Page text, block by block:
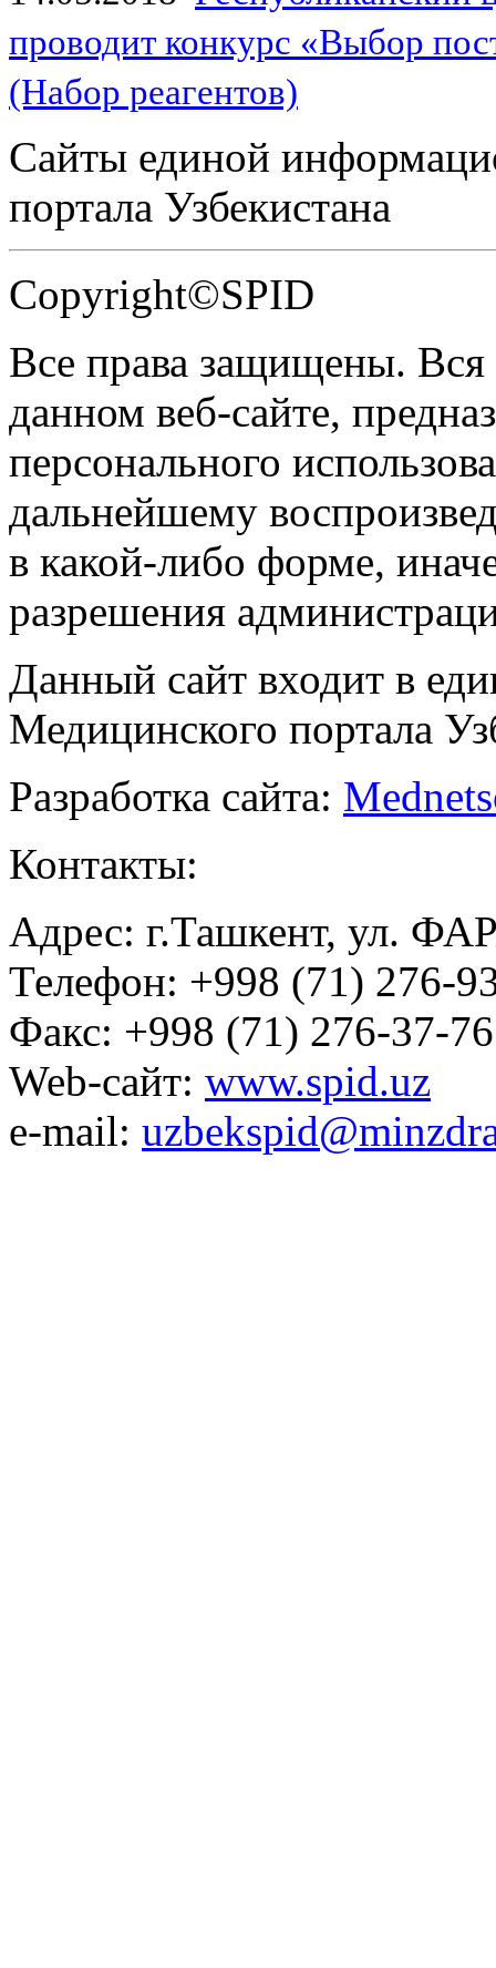
проводит конкурс «Выбор
(Набор реагентов)
Сайты единой
портала Узбекистана
Copyright©SPID
Все права защищены.
данном веб-сайте,
персонального
дальнейшему
в какой-либо форме,
разрешения
Данный сайт входит в
Медицинского портала
Разработка сайта:
Контакты:
Адрес: г.Ташкент, ул.
Телефон: +998 (71) 276-
Факс: +998 (71) 276-37-76
Web-сайт: www.spid.uz
e-mail: